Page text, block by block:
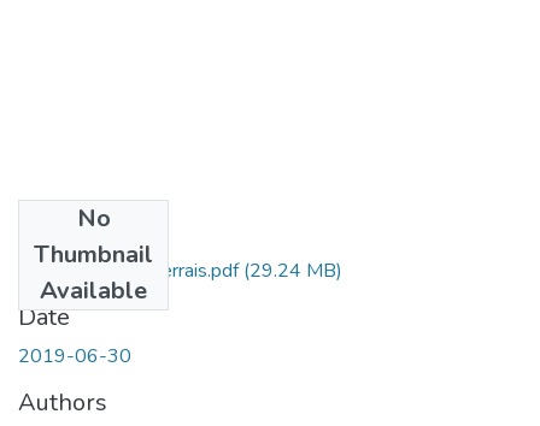
No
Thumbnail
Available
Ms.Tel.Miraoui+Berrais.pdf(29.24 MB)
Date
2019-06-30
Authors